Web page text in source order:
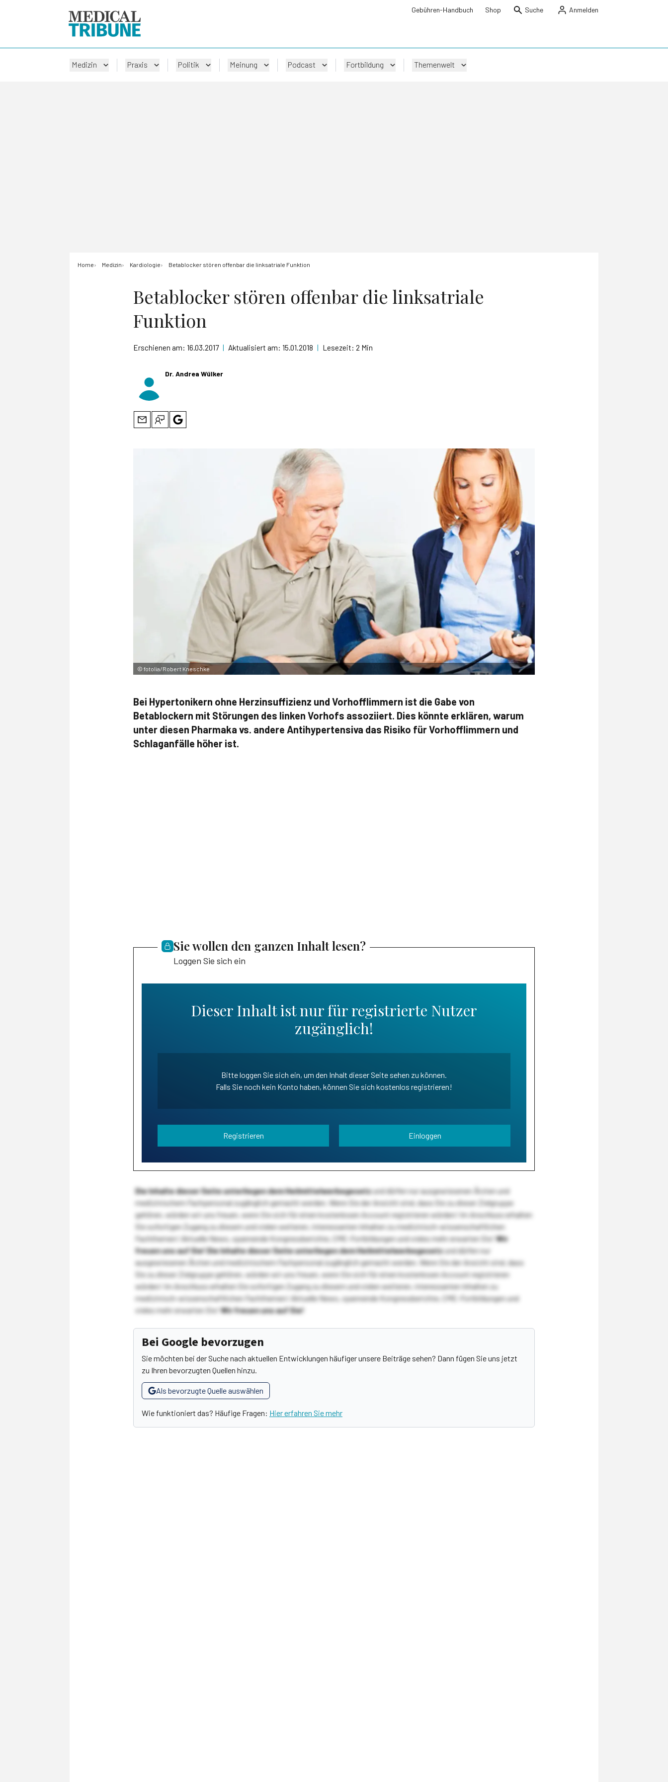
Gebühren-Handbuch Shop Suche Anmelden
Medizin Praxis Politik Meinung Podcast Fortbildung Themenwelt
Home Medizin Kardiologie Betablocker stören offenbar die linksatriale Funktion
Betablocker stören offenbar die linksatriale
Funktion
Erschienen am: 16.03.2017 | Aktualisiert am: 15.01.2018 | Lesezeit: 2 Min
Dr. Andrea Wülker
© fotolia/Robert Kneschke
Bei Hypertonikern ohne Herzinsuffizienz und Vorhofflimmern ist die Gabe von
Betablockern mit Störungen des linken Vorhofs assoziiert. Dies könnte erklären, warum
unter diesen Pharmaka vs. andere Antihypertensiva das Risiko für Vorhofflimmern und
Schlaganfälle höher ist.
Sie wollen den ganzen Inhalt lesen?
Loggen Sie sich ein
Dieser Inhalt ist nur für registrierte Nutzer
zugänglich!
Bitte loggen Sie sich ein, um den Inhalt dieser Seite sehen zu können.
Falls Sie noch kein Konto haben, können Sie sich kostenlos registrieren!
Registrieren Einloggen
Die Inhalte dieser Seite unterliegen dem Heilmittelwerbegesetzund dürfen nur ausgewiesenen Ärzten und
medizinischem Fachpersonal zugänglich gemacht werden. Wenn Sie der Ansicht sind, dass Sie zu dieser Zielgruppe
gehören, würden wir uns freuen, wenn Sie sich für einen kostenlosen Account registrieren würden! Im Anschluss erhalten
Sie sofortigen Zugang zu diesem und vielen weiteren, interessanten Inhalten zu medizinisch-wissenschaftlichen
Fachthemen! Aktuelle News, spannende Kongressberichte, CME-Fortbildungen und vieles mehr erwarten Sie!Wir
freuen uns auf Sie!Die Inhalte dieser Seite unterliegen dem Heilmittelwerbegesetzund dürfen nur
ausgewiesenen Ärzten und medizinischem Fachpersonal zugänglich gemacht werden. Wenn Sie der Ansicht sind, dass
Sie zu dieser Zielgruppe gehören, würden wir uns freuen, wenn Sie sich für einen kostenlosen Account registrieren
würden! Im Anschluss erhalten Sie sofortigen Zugang zu diesem und vielen weiteren, interessanten Inhalten zu
medizinisch-wissenschaftlichen Fachthemen! Aktuelle News, spannende Kongressberichte, CME-Fortbildungen und
vieles mehr erwarten Sie!Wir freuen uns auf Sie!
Bei Google bevorzugen
Sie möchten bei der Suche nach aktuellen Entwicklungen häufiger unsere Beiträge sehen? Dann fügen Sie uns jetzt
zu Ihren bevorzugten Quellen hinzu.
Als bevorzugte Quelle auswählen
Wie funktioniert das? Häufige Fragen: Hier erfahren Sie mehr